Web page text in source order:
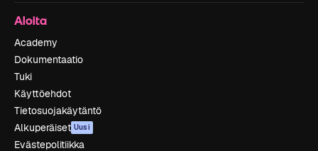
Aloita
Academy
Dokumentaatio
Tuki
Käyttöehdot
Tietosuojakäytäntö
Alkuperäiset Uusi
Evästepolitiikka